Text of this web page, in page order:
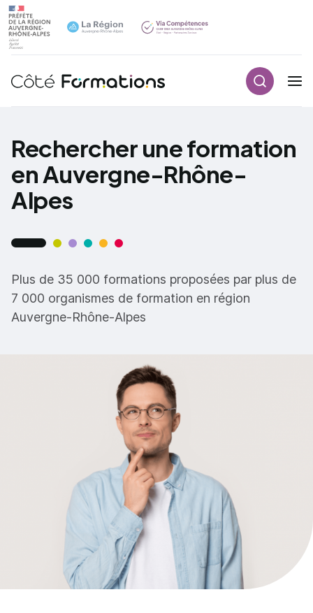
Navigation principale
Rechercher une formation
en Auvergne-Rhône-
Alpes
Plus de 35 000 formations proposées par plus de
7 000 organismes de formation en région
Auvergne-Rhône-Alpes